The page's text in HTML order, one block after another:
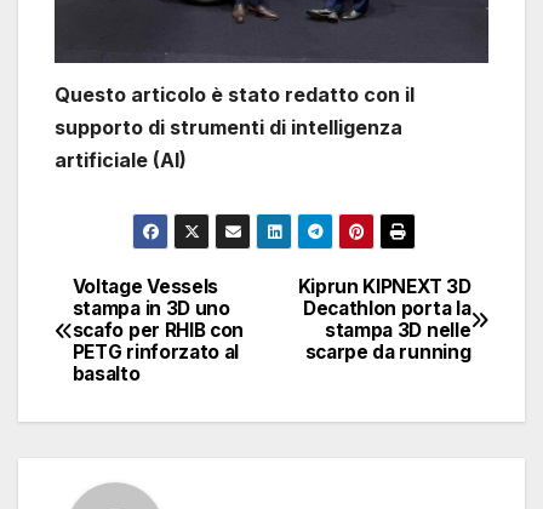
Questo articolo è stato redatto con il
supporto di strumenti di intelligenza
artificiale (AI)
Navigazione
articoli
Kiprun KIPNEXT 3D
Decathlon porta la
stampa 3D nelle
scarpe da running
Voltage Vessels
stampa in 3D uno
scafo per RHIB con
PETG rinforzato al
basalto